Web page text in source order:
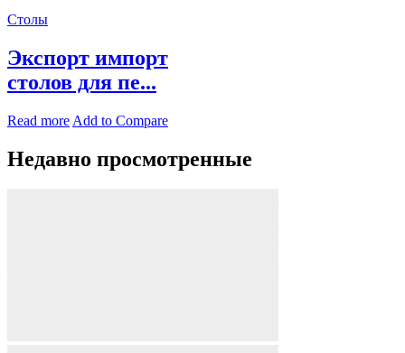
Столы
Экспорт импорт
столов для пе...
Read more Add to Compare
Недавно просмотренные​